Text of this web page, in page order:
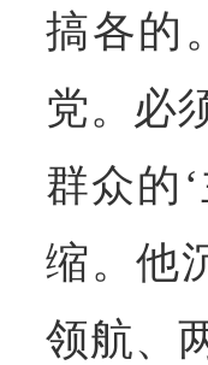
搞各的
党。必
群众的
缩。他
领航、